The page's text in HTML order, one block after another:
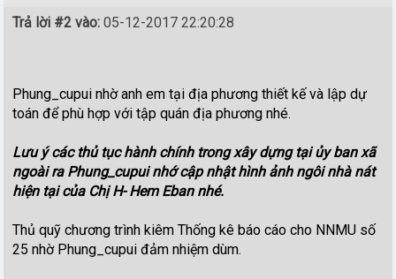
Trả lời #2 vào: 05-12-2017 22:20:28
Phung_cupui nhờ anh em tại địa phương thiết kế và lập dự
toán để phù hợp với tập quán địa phương nhé.
Lưu ý các thủ tục hành chính trong xây dựng tại ủy ban xã
ngoài ra Phung_cupui nhớ cập nhật hình ảnh ngôi nhà nát
hiện tại của Chị H- Hem Eban nhé.
Thủ quỹ chương trình kiêm Thống kê báo cáo cho NNMU số
25 nhờ Phung_cupui đảm nhiệm dùm.